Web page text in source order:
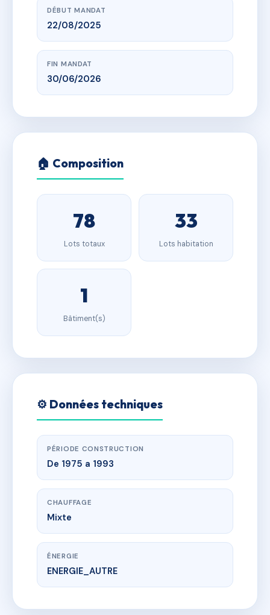
DÉBUT MANDAT
22/08/2025
FIN MANDAT
30/06/2026
🏠 Composition
78
Lots totaux
33
Lots habitation
1
Bâtiment(s)
⚙️ Données techniques
PÉRIODE CONSTRUCTION
De 1975 a 1993
CHAUFFAGE
Mixte
ÉNERGIE
ENERGIE_AUTRE